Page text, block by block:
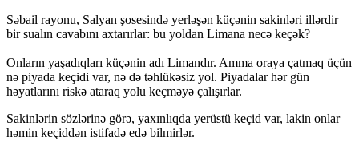
Səbail rayonu, Salyan şosesində yerləşən küçənin sakinləri illərdir
bir sualın cavabını axtarırlar: bu yoldan Limana necə keçək?
Onların yaşadıqları küçənin adı Limandır. Amma oraya çatmaq üçün
nə piyada keçidi var, nə də təhlükəsiz yol. Piyadalar hər gün
həyatlarını riskə ataraq yolu keçməyə çalışırlar.
Sakinlərin sözlərinə görə, yaxınlıqda yerüstü keçid var, lakin onlar
həmin keçiddən istifadə edə bilmirlər.